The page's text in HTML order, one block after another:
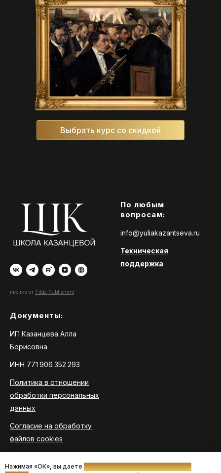
Выбрать курс со скидкой
Нажимая «ОК», вы даете согласие на использование файлов
иконки от Tilda Publishing
По любым
вопросам:
info@yuliakazantseva.ru
Техническая
поддержка
Документы:
ИП Казанцева Алла
Борисовна
ИНН 771 906 352 293
Политика в отношении
обработки персональных
данных
Согласие на обработку
файлов cookies
новостной и рекламной